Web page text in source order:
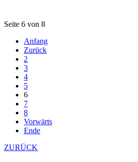
Seite 6 von 8
Anfang
Zurück
2
3
4
5
6
7
8
Vorwärts
Ende
ZURÜCK